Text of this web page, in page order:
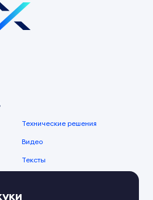
Технические решения
Видео
Тексты